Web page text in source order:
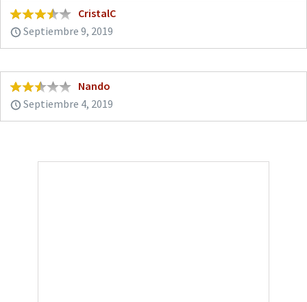
CristalC
Septiembre 9, 2019
Nando
Septiembre 4, 2019